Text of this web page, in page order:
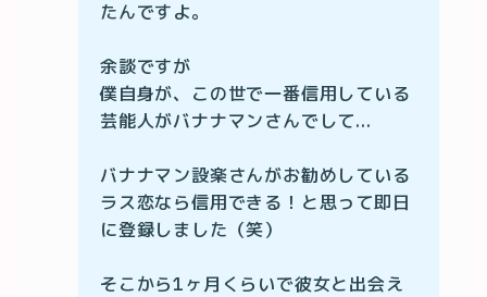
たんですよ。
余談ですが
僕自身が、この世で一番信用している
芸能人がバナナマンさんでして...
バナナマン設楽さんがお勧めしている
ラス恋なら信用できる！と思って即日
に登録しました（笑）
そこから1ヶ月くらいで彼女と出会え